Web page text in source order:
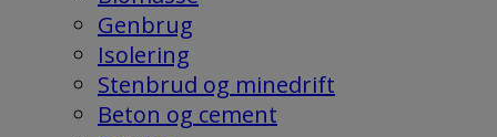
Genbrug
Isolering
Stenbrud og minedrift
Beton og cement